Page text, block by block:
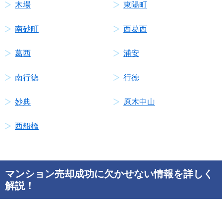
木場 東陽町
南砂町 西葛西
葛西 浦安
南行徳 行徳
妙典 原木中山
西船橋
マンション売却成功に欠かせない情報を詳しく
解説！